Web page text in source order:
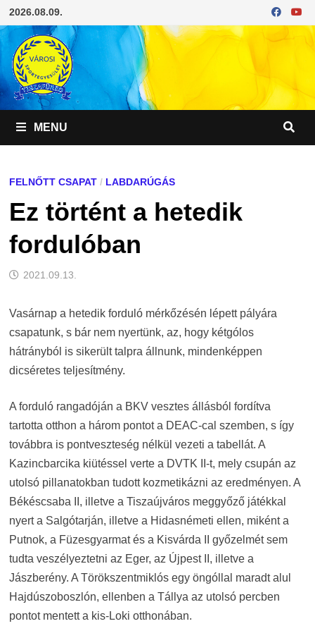
Skip
to
content
2026.08.09.
MENU
FELNŐTT CSAPAT/ LABDARÚGÁS
Ez történt a hetedik
fordulóban
2021.09.13.
Vasárnap a hetedik forduló mérkőzésén lépett pályára
csapatunk, s bár nem nyertünk, az, hogy kétgólos
hátrányból is sikerült talpra állnunk, mindenképpen
dicséretes teljesítmény.
A forduló rangadóján a BKV vesztes állásból fordítva
tartotta otthon a három pontot a DEAC-cal szemben, s így
továbbra is pontveszteség nélkül vezeti a tabellát. A
Kazincbarcika kiütéssel verte a DVTK II-t, mely csupán az
utolsó pillanatokban tudott kozmetikázni az eredményen. A
Békéscsaba II, illetve a Tiszaújváros meggyőző játékkal
nyert a Salgótarján, illetve a Hidasnémeti ellen, miként a
Putnok, a Füzesgyarmat és a Kisvárda II győzelmét sem
tudta veszélyeztetni az Eger, az Újpest II, illetve a
Jászberény. A Törökszentmiklós egy öngóllal maradt alul
Hajdúszoboszlón, ellenben a Tállya az utolsó percben
pontot mentett a kis-Loki otthonában.